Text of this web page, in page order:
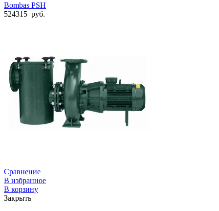
Bombas PSH
524315 руб.
Сравнение
В избранное
В корзину
Закрыть